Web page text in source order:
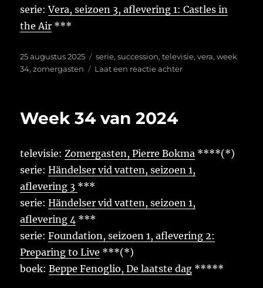
serie:Vera, seizoen 3, aflevering 1: Castles in
the Air ***
Geplaatst
op
25 augustus 2025 Tags
serie,succession,televisie,vera,week
34,zomergasten Laat een reactie achterop
Week 34 van 2024
televisie:Zomergasten, Pierre Bokma ****(*)
serie:Händelser vid vatten, seizoen 1,
aflevering 3 ***
serie:Händelser vid vatten, seizoen 1,
aflevering 4 ***
serie:Foundation, seizoen 1, aflevering 2:
Preparing to Live ***(*)
boek:Beppe Fenoglio, De laatste dag *****